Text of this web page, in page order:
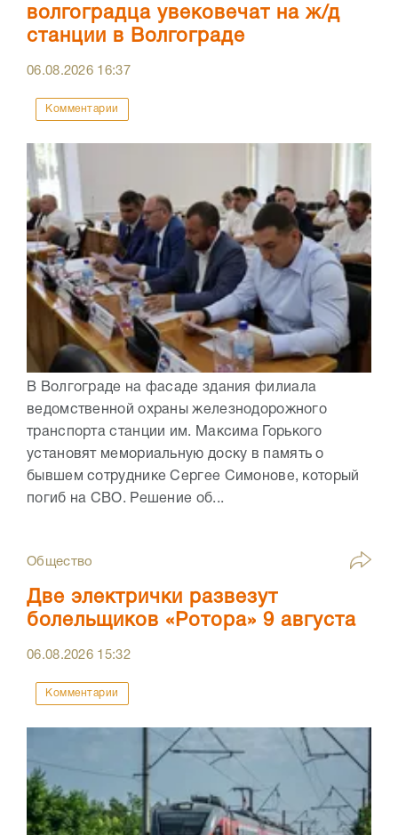
волгоградца увековечат на ж/д
станции в Волгограде
06.08.2026 16:37
Комментарии
В Волгограде на фасаде здания филиала
ведомственной охраны железнодорожного
транспорта станции им. Максима Горького
установят мемориальную доску в память о
бывшем сотруднике Сергее Симонове, который
погиб на СВО. Решение об...
Общество
Две электрички развезут
болельщиков «Ротора» 9 августа
06.08.2026 15:32
Комментарии